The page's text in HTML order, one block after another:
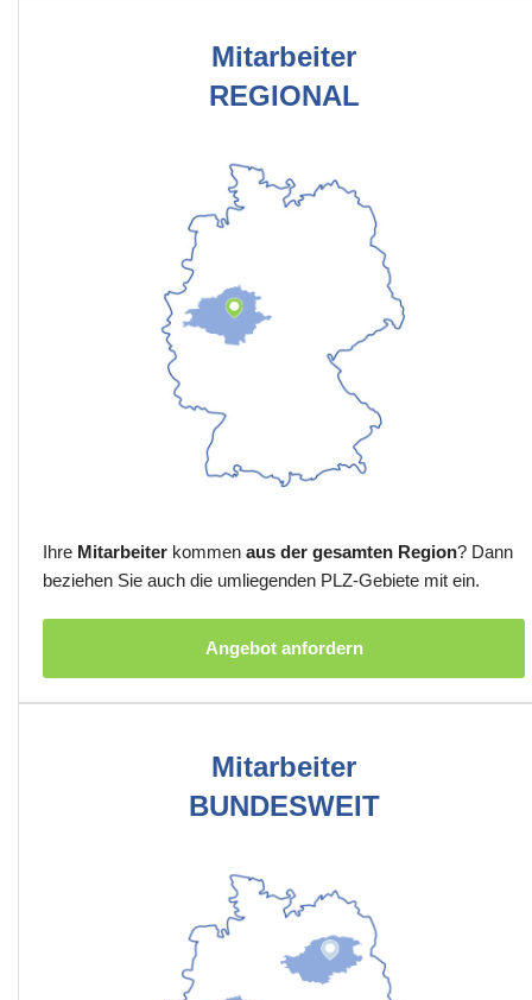
Mitarbeiter
REGIONAL
Ihre Mitarbeiter kommen aus der gesamten Region? Dann
beziehen Sie auch die umliegenden PLZ-Gebiete mit ein.
Angebot anfordern
Mitarbeiter
BUNDESWEIT